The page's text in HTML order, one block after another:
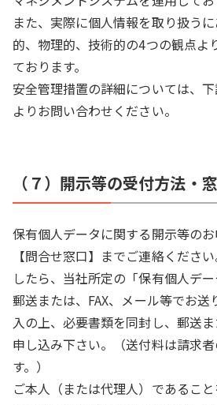
また、実際に個人情報を取り扱う
的、物理的、技術的の4つの観点よ
ております。
安全管理措置の詳細については、下
よりお問い合わせください。
（７）開示等の受付方法・
保有個人データに関する開示等の
【問合せ窓口】までご連絡くださ
したら、当社所定の「保有個人デ
郵送または、FAX、メール等でお送
入の上、必要書類を同封し、郵送
申し込み下さい。（送付料は請求
す。）
ご本人（または代理人）であるこ